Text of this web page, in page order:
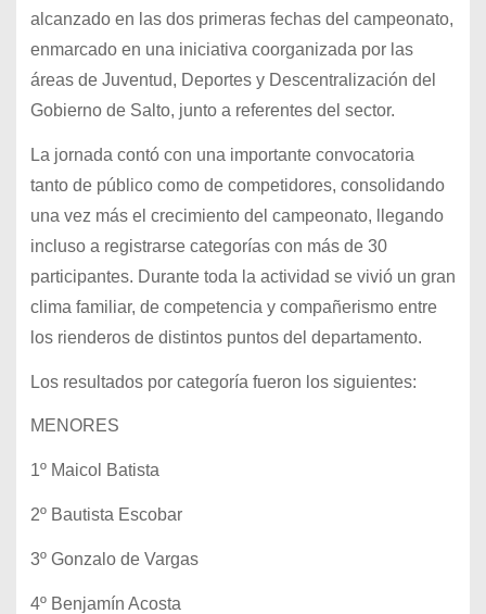
alcanzado en las dos primeras fechas del campeonato,
enmarcado en una iniciativa coorganizada por las
áreas de Juventud, Deportes y Descentralización del
Gobierno de Salto, junto a referentes del sector.
La jornada contó con una importante convocatoria
tanto de público como de competidores, consolidando
una vez más el crecimiento del campeonato, llegando
incluso a registrarse categorías con más de 30
participantes. Durante toda la actividad se vivió un gran
clima familiar, de competencia y compañerismo entre
los rienderos de distintos puntos del departamento.
Los resultados por categoría fueron los siguientes:
MENORES
1º Maicol Batista
2º Bautista Escobar
3º Gonzalo de Vargas
4º Benjamín Acosta